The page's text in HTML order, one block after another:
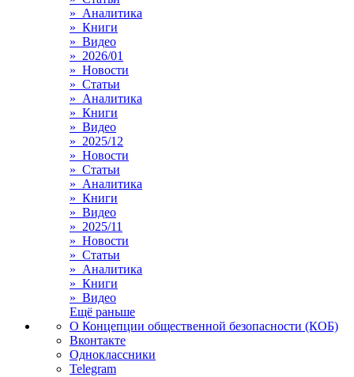
» Аналитика
» Книги
» Видео
» 2026/01
» Новости
» Статьи
» Аналитика
» Книги
» Видео
» 2025/12
» Новости
» Статьи
» Аналитика
» Книги
» Видео
» 2025/11
» Новости
» Статьи
» Аналитика
» Книги
» Видео
Ещё раньше
О Концепции общественной безопасности (КОБ)
Вконтакте
Одноклассники
Telegram